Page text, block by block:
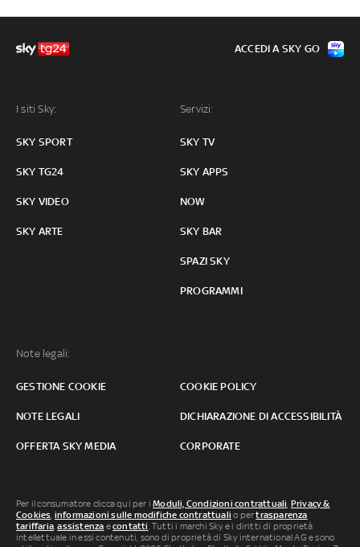
I siti Sky:
SKY SPORT
SKY TG24
SKY VIDEO
SKY ARTE
Servizi:
SKY TV
SKY APPS
NOW
SKY BAR
SPAZI SKY
PROGRAMMI
Note legali:
GESTIONE COOKIE COOKIE POLICY
NOTE LEGALI DICHIARAZIONE DI ACCESSIBILITÀ
OFFERTA SKY MEDIA CORPORATE
ACCEDI A SKY GO
Per il consumatore clicca qui per iModuli, Condizioni contrattuali, Privacy &
Cookies, informazioni sulle modifiche contrattuali o pertrasparenza
tariffaria,assistenza econtatti. Tutti i marchi Sky e i diritti di proprietà
intellettuale in essi contenuti, sono di proprietà di Sky international AG e sono